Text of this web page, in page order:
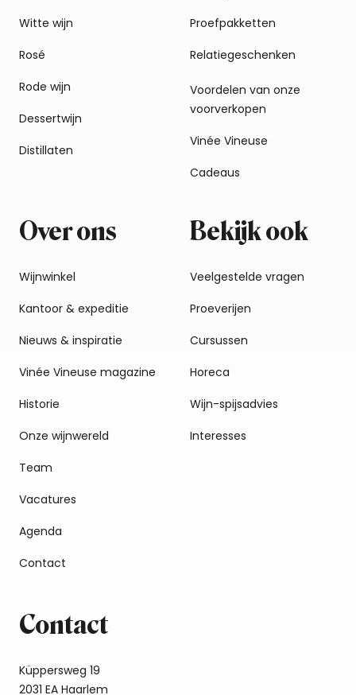
Witte wijn
Rosé
Rode wijn
Dessertwijn
Distillaten
Proefpakketten
Relatiegeschenken
Voordelen van onze
voorverkopen
Vinée Vineuse
Cadeaus
Over ons
Wijnwinkel
Kantoor & expeditie
Nieuws & inspiratie
Vinée Vineuse magazine
Historie
Onze wijnwereld
Team
Vacatures
Agenda
Contact
Bekijk ook
Veelgestelde vragen
Proeverijen
Cursussen
Horeca
Wijn-spijsadvies
Interesses
Contact
Küppersweg 19
2031 EA Haarlem